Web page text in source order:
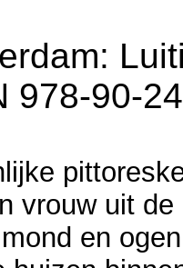
978-90-
vrouw uit
en